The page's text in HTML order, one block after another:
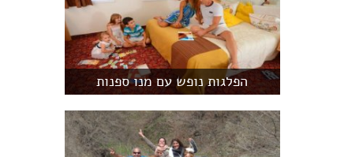
הפלגות נופש עם מנו ספנות